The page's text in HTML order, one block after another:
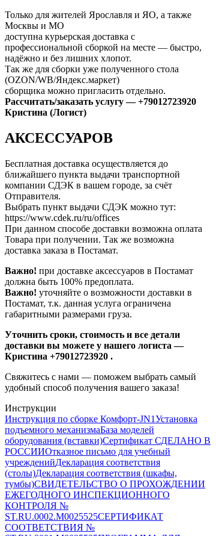
Только для жителей Ярославля и ЯО, а также
Москвы и МО
доступна курьерская доставка с
профессиональной сборкой на месте — быстро,
надёжно и без лишних хлопот.
Так же для сборки уже полученного стола
(OZON/WB/Яндекс.маркет)
сборщика можно пригласить отдельно.
Рассчитать/заказать услугу — +79012723920
Кристина (Логист)
АКСЕССУАРОВ
Бесплатная доставка осуществляется до
ближайшего пункта выдачи транспортной
компании СДЭК в вашем городе, за счёт
Отправителя.
Выбрать пункт выдачи СДЭК можно тут:
https://www.cdek.ru/ru/offices
При данном способе доставки возможна оплата
Товара при получении. Так же возможна
доставка заказа в Постамат.
Важно! при доставке аксессуаров в Постамат
должна быть 100% предоплата.
Важно! уточняйте о возможности доставки в
Постамат, т.к. данная услуга ограничена
габаритными размерами груза.
Уточнить сроки, стоимость и все детали
доставки вы можете у нашего логиста —
Кристина +79012723920 .
Свяжитесь с нами — поможем выбрать самый
удобный способ получения вашего заказа!
Инструкции
Инструкция по сборке Комфорт-JN1Установка
подъемного механизмаБаза моделей
оборудования (вставки)Сертификат СДЕЛАНО В
РОССИИОтказное письмо для учебный
учрежденийДекларация соответствия
(столы)Декларация соответствия (шкафы,
тумбы)СВИДЕТЕЛЬСТВО О ПРОХОЖДЕНИИ
ЕЖЕГОДНОГО ИНСПЕКЦИОННОГО
КОНТРОЛЯ №
ST.RU.0002.M0025525СЕРТИФИКАТ
СООТВЕТСТВИЯ №